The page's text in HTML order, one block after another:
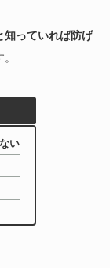
知っていれば防げ
い